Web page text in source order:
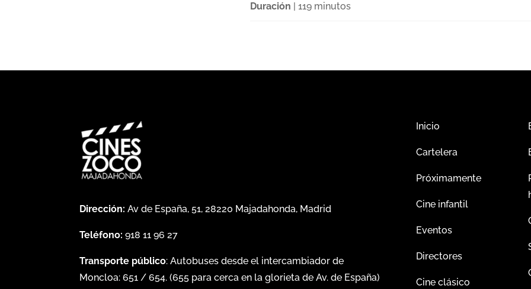
Duración | 119 minutos
Dirección: Av de España, 51, 28220 Majadahonda, Madrid
Teléfono: 918 11 96 27
Transporte público: Autobuses desde el intercambiador de
Moncloa:651 /654. (655 para cerca en la glorieta de Av. de España)
Inicio
Cartelera
Próximamente
Cine infantil
Eventos
Directores
Cine clásico